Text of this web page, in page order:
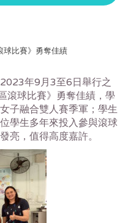
球比賽》勇奪佳績
年9月3至6日舉行之
滾球比賽》勇奪佳績，學
子融合雙人賽季軍；學生
學生多年來投入參與滾球
亮，值得高度嘉許。